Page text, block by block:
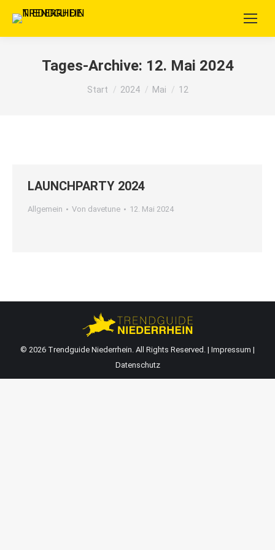
Tages-Archive: 12. Mai 2024
Sie befinden sich hier:
Start 2024 Mai 12
LAUNCHPARTY 2024
Allgemein Von davetune 12. Mai 2024
© 2026 Trendguide Niederrhein. All Rights Reserved. | Impressum |
Datenschutz